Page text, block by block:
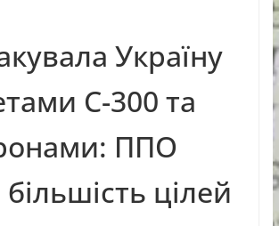
Україну
С-300 та
ППО
цілей